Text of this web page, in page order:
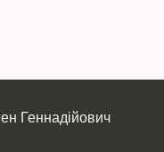
Геннадійович